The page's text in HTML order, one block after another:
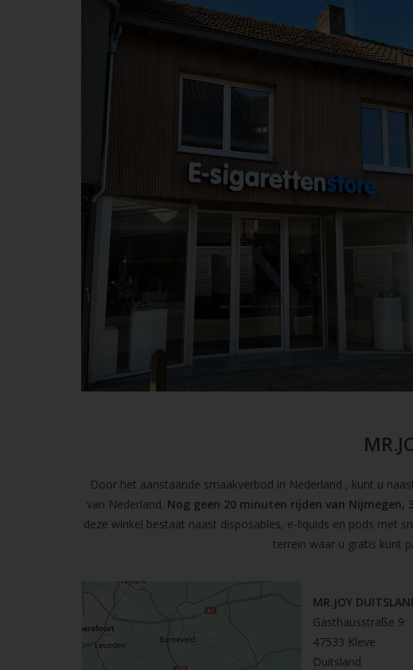
Door het aanstaande smaakverbod in Nederland , kunt u
van Nederland. Nog geen 20 minuten rijden van
deze winkel bestaat naast disposables, e-liquids en pods met
terrein waar u gratis kunt
MR.JOY
Gasthausstraße 9
47533 Kleve
Duitsland